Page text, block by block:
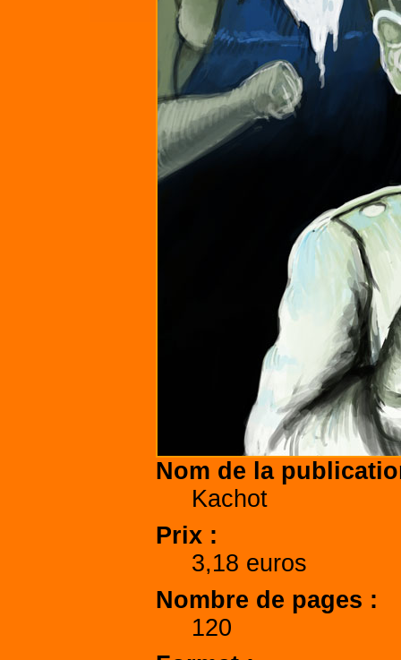
Nom de la
Kachot
Prix
3,18 euros
Nombre de pages
120